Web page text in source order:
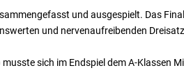
und ausgespielt. Das
und nervenaufreibenden
sich im Endspiel dem A-Klassen